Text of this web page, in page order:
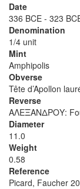
Date
336 BCE - 323
Denomination
1/4 unit
Mint
Amphipolis
Obverse
Tête d’Apollon
Reverse
ΑΛΕΞΑΝΔΡΟΥ:
Diameter
11.0
Weight
0.58
Reference
Picard, Faucher